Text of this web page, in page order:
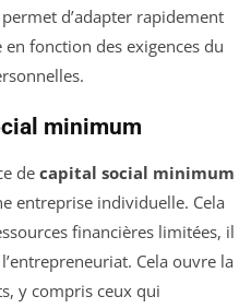
d’adapter rapidement
fonction des exigences du
minimum
de capital social minimum
entreprise individuelle. Cela
financières limitées, il
Cela ouvre la
y compris ceux qui